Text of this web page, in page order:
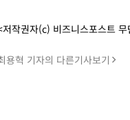
저작권자(c) 비즈니스포스트
용혁 기자의 다른기사보기